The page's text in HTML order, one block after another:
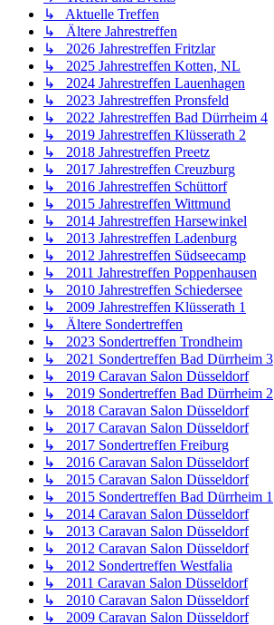
↳ Aktuelle Treffen
↳ Ältere Jahrestreffen
↳ 2026 Jahrestreffen Fritzlar
↳ 2025 Jahrestreffen Kotten, NL
↳ 2024 Jahrestreffen Lauenhagen
↳ 2023 Jahrestreffen Pronsfeld
↳ 2022 Jahrestreffen Bad Dürrheim 4
↳ 2019 Jahrestreffen Klüsserath 2
↳ 2018 Jahrestreffen Preetz
↳ 2017 Jahrestreffen Creuzburg
↳ 2016 Jahrestreffen Schüttorf
↳ 2015 Jahrestreffen Wittmund
↳ 2014 Jahrestreffen Harsewinkel
↳ 2013 Jahrestreffen Ladenburg
↳ 2012 Jahrestreffen Südseecamp
↳ 2011 Jahrestreffen Poppenhausen
↳ 2010 Jahrestreffen Schiedersee
↳ 2009 Jahrestreffen Klüsserath 1
↳ Ältere Sondertreffen
↳ 2023 Sondertreffen Trondheim
↳ 2021 Sondertreffen Bad Dürrheim 3
↳ 2019 Caravan Salon Düsseldorf
↳ 2019 Sondertreffen Bad Dürrheim 2
↳ 2018 Caravan Salon Düsseldorf
↳ 2017 Caravan Salon Düsseldorf
↳ 2017 Sondertreffen Freiburg
↳ 2016 Caravan Salon Düsseldorf
↳ 2015 Caravan Salon Düsseldorf
↳ 2015 Sondertreffen Bad Dürrheim 1
↳ 2014 Caravan Salon Düsseldorf
↳ 2013 Caravan Salon Düsseldorf
↳ 2012 Caravan Salon Düsseldorf
↳ 2012 Sondertreffen Westfalia
↳ 2011 Caravan Salon Düsseldorf
↳ 2010 Caravan Salon Düsseldorf
↳ 2009 Caravan Salon Düsseldorf